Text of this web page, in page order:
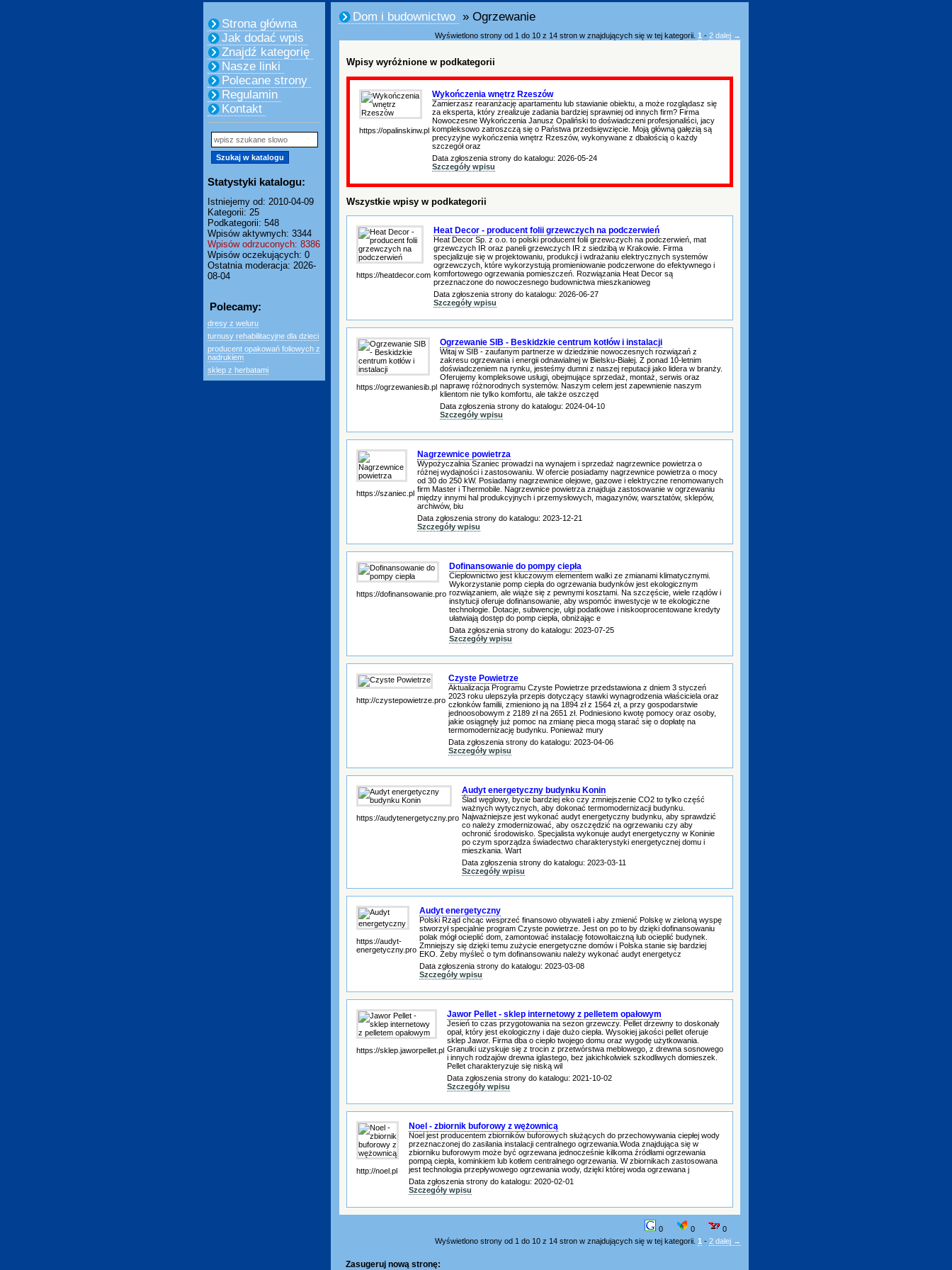
Strona główna
Jak dodać wpis
Znajdź kategorię
Nasze linki
Polecane strony
Regulamin
Kontakt
Statystyki katalogu:
Istniejemy od: 2010-04-09
Kategorii: 25
Podkategorii: 548
Wpisów aktywnych: 3344
Wpisów odrzuconych: 8386
Wpisów oczekujących: 0
Ostatnia moderacja: 2026-
08-04
Polecamy:
dresy z weluru
turnusy rehabilitacyjne dla dzieci
producent opakowań foliowych z
nadrukiem
sklep z herbatami
Dom i budownictwo » Ogrzewanie
Wyświetlono strony od 1 do 10 z 14 stron w znajdujących się w tej kategorii. 1 - 2 dalej →
Wpisy wyróżnione w podkategorii
https://opalinskinw.pl
Wykończenia wnętrz Rzeszów
Zamierzasz rearanżację apartamentu lub stawianie obiektu, a może rozglądasz się
za eksperta, który zrealizuje zadania bardziej sprawniej od innych firm? Firma
Nowoczesne Wykończenia Janusz Opaliński to doświadczeni profesjonaliści, jacy
kompleksowo zatroszczą się o Państwa przedsięwzięcie. Moją główną gałęzią są
precyzyjne wykończenia wnętrz Rzeszów, wykonywane z dbałością o każdy
szczegół oraz
Data zgłoszenia strony do katalogu: 2026-05-24
Szczegóły wpisu
Wszystkie wpisy w podkategorii
https://heatdecor.com
Heat Decor - producent folii grzewczych na podczerwień
Heat Decor Sp. z o.o. to polski producent folii grzewczych na podczerwień, mat
grzewczych IR oraz paneli grzewczych IR z siedzibą w Krakowie. Firma
specjalizuje się w projektowaniu, produkcji i wdrażaniu elektrycznych systemów
ogrzewczych, które wykorzystują promieniowanie podczerwone do efektywnego i
komfortowego ogrzewania pomieszczeń. Rozwiązania Heat Decor są
przeznaczone do nowoczesnego budownictwa mieszkanioweg
Data zgłoszenia strony do katalogu: 2026-06-27
Szczegóły wpisu
https://ogrzewaniesib.pl
Ogrzewanie SIB - Beskidzkie centrum kotłów i instalacji
Witaj w SIB - zaufanym partnerze w dziedzinie nowoczesnych rozwiązań z
zakresu ogrzewania i energii odnawialnej w Bielsku-Białej. Z ponad 10-letnim
doświadczeniem na rynku, jesteśmy dumni z naszej reputacji jako lidera w branży.
Oferujemy kompleksowe usługi, obejmujące sprzedaż, montaż, serwis oraz
naprawę różnorodnych systemów. Naszym celem jest zapewnienie naszym
klientom nie tylko komfortu, ale także oszczęd
Data zgłoszenia strony do katalogu: 2024-04-10
Szczegóły wpisu
https://szaniec.pl
Nagrzewnice powietrza
Wypożyczalnia Szaniec prowadzi na wynajem i sprzedaż nagrzewnice powietrza o
różnej wydajności i zastosowaniu. W ofercie posiadamy nagrzewnice powietrza o mocy
od 30 do 250 kW. Posiadamy nagrzewnice olejowe, gazowe i elektryczne renomowanych
firm Master i Thermobile. Nagrzewnice powietrza znajduja zastosowanie w ogrzewaniu
między innymi hal produkcyjnych i przemysłowych, magazynów, warsztatów, sklepów,
archiwów, biu
Data zgłoszenia strony do katalogu: 2023-12-21
Szczegóły wpisu
https://dofinansowanie.pro
Dofinansowanie do pompy ciepła
Ciepłownictwo jest kluczowym elementem walki ze zmianami klimatycznymi.
Wykorzystanie pomp ciepła do ogrzewania budynków jest ekologicznym
rozwiązaniem, ale wiąże się z pewnymi kosztami. Na szczęście, wiele rządów i
instytucji oferuje dofinansowanie, aby wspomóc inwestycje w te ekologiczne
technologie. Dotacje, subwencje, ulgi podatkowe i niskooprocentowane kredyty
ułatwiają dostęp do pomp ciepła, obniżając e
Data zgłoszenia strony do katalogu: 2023-07-25
Szczegóły wpisu
http://czystepowietrze.pro
Czyste Powietrze
Aktualizacja Programu Czyste Powietrze przedstawiona z dniem 3 styczeń
2023 roku ulepszyła przepis dotyczący stawki wynagrodzenia właściciela oraz
członków familii, zmieniono ją na 1894 zł z 1564 zł, a przy gospodarstwie
jednoosobowym z 2189 zł na 2651 zł. Podniesiono kwotę pomocy oraz osoby,
jakie osiągnęły już pomoc na zmianę pieca mogą starać się o dopłatę na
termomodernizację budynku. Ponieważ mury
Data zgłoszenia strony do katalogu: 2023-04-06
Szczegóły wpisu
https://audytenergetyczny.pro
Audyt energetyczny budynku Konin
Ślad węglowy, bycie bardziej eko czy zmniejszenie CO2 to tylko część
ważnych wytycznych, aby dokonać termomodernizacji budynku.
Najważniejsze jest wykonać audyt energetyczny budynku, aby sprawdzić
co należy zmodernizować, aby oszczędzić na ogrzewaniu czy aby
ochronić środowisko. Specjalista wykonuje audyt energetyczny w Koninie
po czym sporządza świadectwo charakterystyki energetycznej domu i
mieszkania. Wart
Data zgłoszenia strony do katalogu: 2023-03-11
Szczegóły wpisu
https://audyt-
energetyczny.pro
Audyt energetyczny
Polski Rząd chcąc wesprzeć finansowo obywateli i aby zmienić Polskę w zieloną wyspę
stworzył specjalnie program Czyste powietrze. Jest on po to by dzięki dofinansowaniu
polak mógł ocieplić dom, zamontować instalację fotowoltaiczną lub ocieplić budynek.
Zmniejszy się dzięki temu zużycie energetyczne domów i Polska stanie się bardziej
EKO. Żeby myśleć o tym dofinansowaniu należy wykonać audyt energetycz
Data zgłoszenia strony do katalogu: 2023-03-08
Szczegóły wpisu
https://sklep.jaworpellet.pl
Jawor Pellet - sklep internetowy z pelletem opałowym
Jesień to czas przygotowania na sezon grzewczy. Pellet drzewny to doskonały
opał, który jest ekologiczny i daje dużo ciepła. Wysokiej jakości pellet oferuje
sklep Jawor. Firma dba o ciepło twojego domu oraz wygodę użytkowania.
Granulki uzyskuje się z trocin z przetwórstwa meblowego, z drewna sosnowego
i innych rodzajów drewna iglastego, bez jakichkolwiek szkodliwych domieszek.
Pellet charakteryzuje się niską wil
Data zgłoszenia strony do katalogu: 2021-10-02
Szczegóły wpisu
http://noel.pl
Noel - zbiornik buforowy z wężownicą
Noel jest producentem zbiorników buforowych służących do przechowywania ciepłej wody
przeznaczonej do zasilania instalacji centralnego ogrzewania.Woda znajdująca się w
zbiorniku buforowym może być ogrzewana jednocześnie kilkoma źródłami ogrzewania
pompą ciepła, kominkiem lub kotłem centralnego ogrzewania. W zbiornikach zastosowana
jest technologia przepływowego ogrzewania wody, dzięki której woda ogrzewana j
Data zgłoszenia strony do katalogu: 2020-02-01
Szczegóły wpisu
0 0
0
Wyświetlono strony od 1 do 10 z 14 stron w znajdujących się w tej kategorii. 1 - 2 dalej →
Zasugeruj nową stronę: